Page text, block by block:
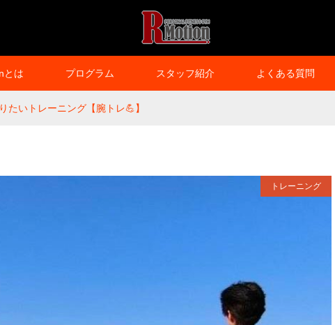
とは プログラム スタッフ紹介 よくある質問
たいトレーニング【腕トレ💪】
トレーニング